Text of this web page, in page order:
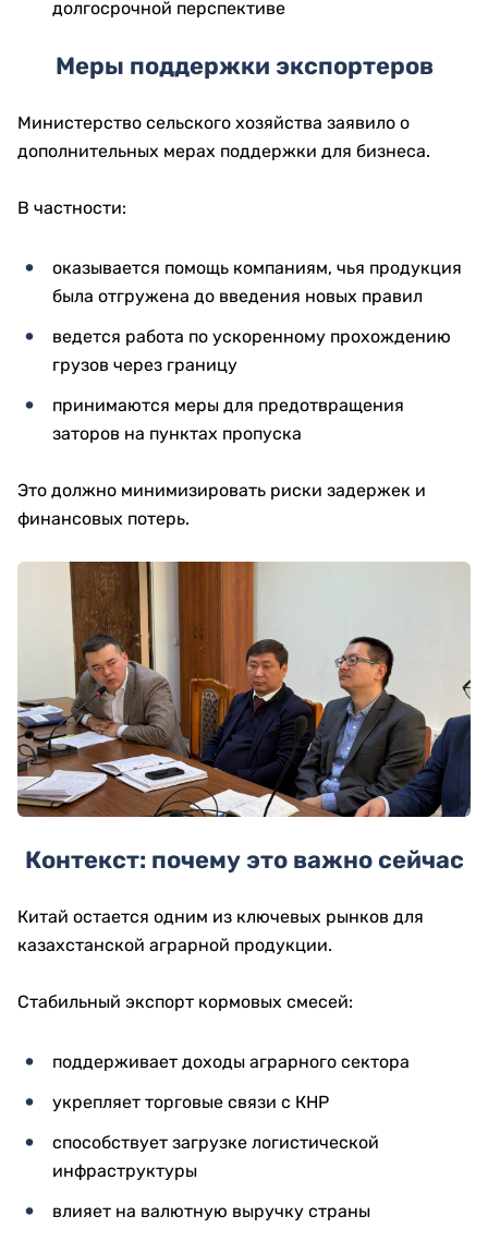
долгосрочной перспективе
Меры поддержки экспортеров
Министерство сельского хозяйства заявило о
дополнительных мерах поддержки для бизнеса.
В частности:
оказывается помощь компаниям, чья продукция
была отгружена до введения новых правил
ведется работа по ускоренному прохождению
грузов через границу
принимаются меры для предотвращения
заторов на пунктах пропуска
Это должно минимизировать риски задержек и
финансовых потерь.
Контекст: почему это важно сейчас
Китай остается одним из ключевых рынков для
казахстанской аграрной продукции.
Стабильный экспорт кормовых смесей:
поддерживает доходы аграрного сектора
укрепляет торговые связи с КНР
способствует загрузке логистической
инфраструктуры
влияет на валютную выручку страны